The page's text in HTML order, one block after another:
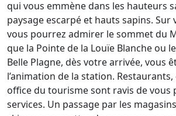
qui vous emmène dans les hauteurs
paysage escarpé et hauts sapins. Sur
vous pourrez admirer le sommet du
que la Pointe de la Louïe Blanche ou
Belle Plagne, dès votre arrivée, vous
l’animation de la station.
office du tourisme sont ravis de vous
services. Un passage par les